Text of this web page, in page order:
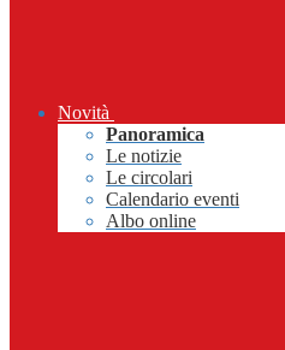
Novità
Panoramica
Le notizie
Le circolari
Calendario eventi
Albo online